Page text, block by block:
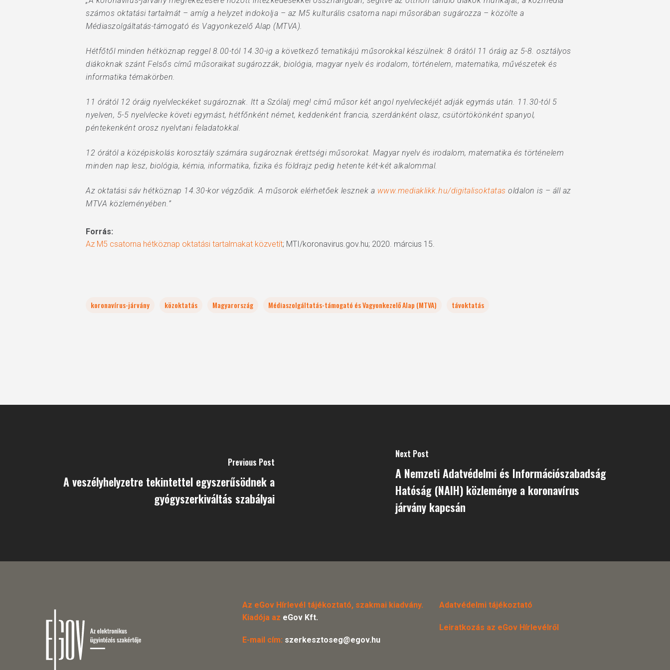
számos oktatási tartalmát – amíg a helyzet indokolja – az M5 kulturális csatorna napi műsorában sugározza – közölte a
Médiaszolgáltatás-támogató és Vagyonkezelő Alap (MTVA).
Hétfőtől minden hétköznap reggel 8.00-tól 14.30-ig a következő tematikájú műsorokkal készülnek: 8 órától 11 óráig az 5-8. osztályos
diákoknak szánt Felsős című műsoraikat sugározzák, biológia, magyar nyelv és irodalom, történelem, matematika, művészetek és
informatika témakörben.
11 órától 12 óráig nyelvleckéket sugároznak. Itt a Szólalj meg! című műsor két angol nyelvleckéjét adják egymás után. 11.30-tól 5
nyelven, 5-5 nyelvlecke követi egymást, hétfőnként német, keddenként francia, szerdánként olasz, csütörtökönként spanyol,
péntekenként orosz nyelvtani feladatokkal.
12 órától a középiskolás korosztály számára sugároznak érettségi műsorokat. Magyar nyelv és irodalom, matematika és történelem
minden nap lesz, biológia, kémia, informatika, fizika és földrajz pedig hetente két-két alkalommal.
Az oktatási sáv hétköznap 14.30-kor végződik. A műsorok elérhetőek lesznek a www.mediaklikk.hu/digitalisoktatas oldalon is – áll az
MTVA közleményében.”
Forrás:
Az M5 csatorna hétköznap oktatási tartalmakat közvetít; MTI/koronavirus.gov.hu; 2020. március 15.
koronavírus-járvány közoktatás Magyarország Médiaszolgáltatás-támogató és Vagyonkezelő Alap (MTVA) távoktatás
Previous Post
A veszélyhelyzetre tekintettel egyszerűsödnek a
gyógyszerkiváltás szabályai
Next Post
A Nemzeti Adatvédelmi és Információszabadság
Hatóság (NAIH) közleménye a koronavírus
járvány kapcsán
Az eGov Hírlevél tájékoztató, szakmai kiadvány.
Kiadója az eGov Kft.
E-mail cím: szerkesztoseg@egov.hu
Adatvédelmi tájékoztató
Leiratkozás az eGov Hírlevélről